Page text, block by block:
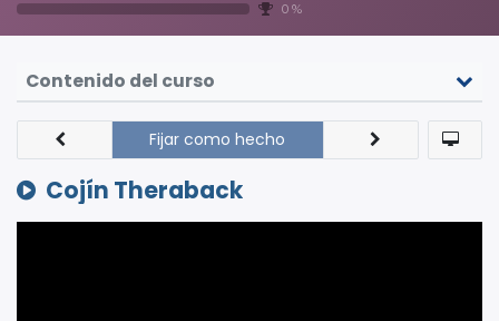
0 %
Contenido del curso
Cojín Theraback
Fijar como hecho